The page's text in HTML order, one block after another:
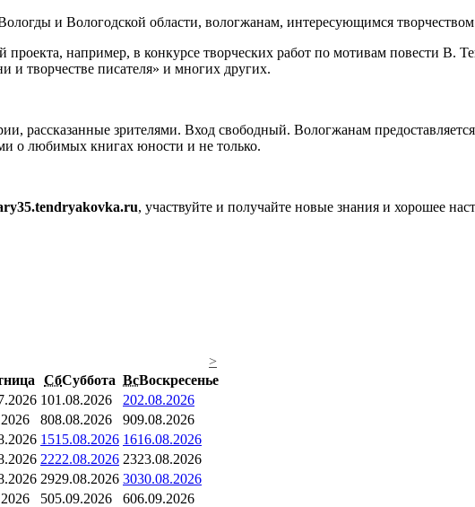
и Вологодской области, вологжанам, интересующимся творчеством
например, в конкурсе творческих работ по мотивам повести В.
и творчестве писателя» и многих других.
рассказанные зрителями. Вход свободный. Вологжанам
о любимых книгах юности и не только.
, участвуйте и получайте новые знания и хорошее
>
СбСуббота ВсВоскресенье
101.08.2026 202.08.2026
808.08.2026 909.08.2026
1515.08.2026 1616.08.2026
2222.08.2026 2323.08.2026
2929.08.2026 3030.08.2026
505.09.2026 606.09.2026